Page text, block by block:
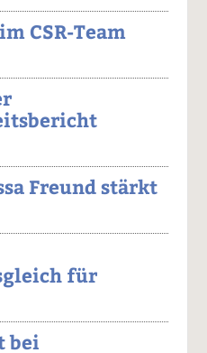
CSR-Team
Freund stärkt
für
bei